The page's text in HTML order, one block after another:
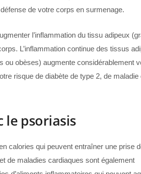
de votre corps en surmenage.
l’inflammation du tissu adipeux
L’inflammation continue des tissus
ou obèses) augmente considérablement
risque de diabète de type 2, de maladie
le psoriasis
calories qui peuvent entraîner une prise
de maladies cardiaques sont également